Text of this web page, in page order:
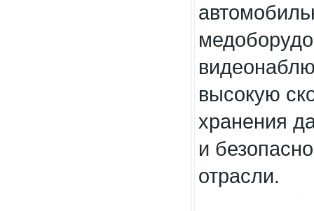
высокую
хранения
и
отрасли.